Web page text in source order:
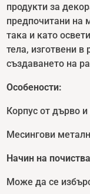
продукти за
предпочитани на
така и като
тела, изготвени в
създаването на
Особености:
Корпус от дърво
Месингови
Начин на
Може да се